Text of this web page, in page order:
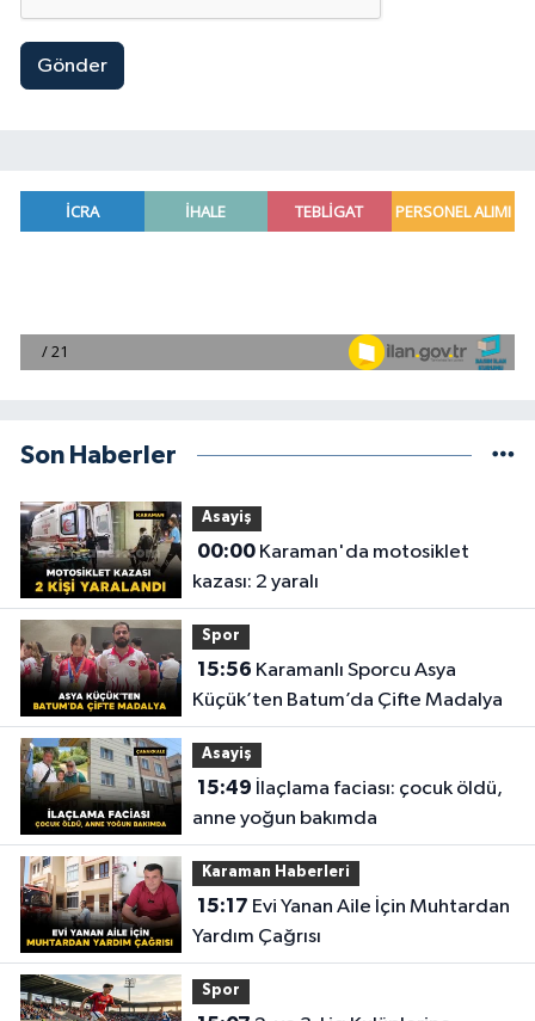
Gönder
Son Haberler
Asayiş
00:00Karaman'da motosiklet
kazası: 2 yaralı
Spor
15:56
Küçük’ten Batum’da Çifte Madalya
Asayiş
15:49
anne yoğun bakımda
Karaman Haberleri
15:17
Yardım Çağrısı
Spor